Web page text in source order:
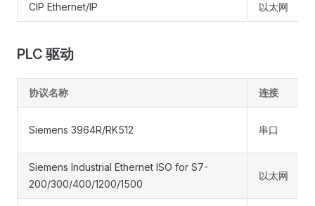
CIP Ethernet/IP 以太网
PLC 驱动
协议名称 连接
Siemens 3964R/RK512 串口
Siemens Industrial Ethernet ISO for S7-
200/300/400/1200/1500
以太网